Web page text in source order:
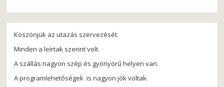
Köszönjük az utazás szervezését.
Minden a leírtak szerint volt.
A szállás nagyon szép és gyönyörű helyen van.
A programlehetőségek is nagyon jók voltak.